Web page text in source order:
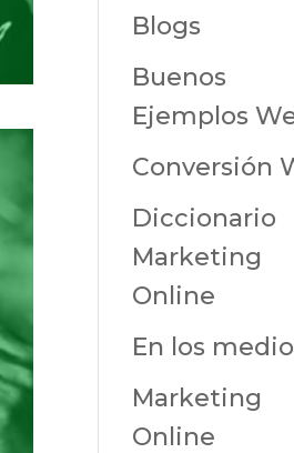
Blogs
Buenos
Ejemplos
Conversión
Diccionario
Marketing
Online
En los
Marketing
Online